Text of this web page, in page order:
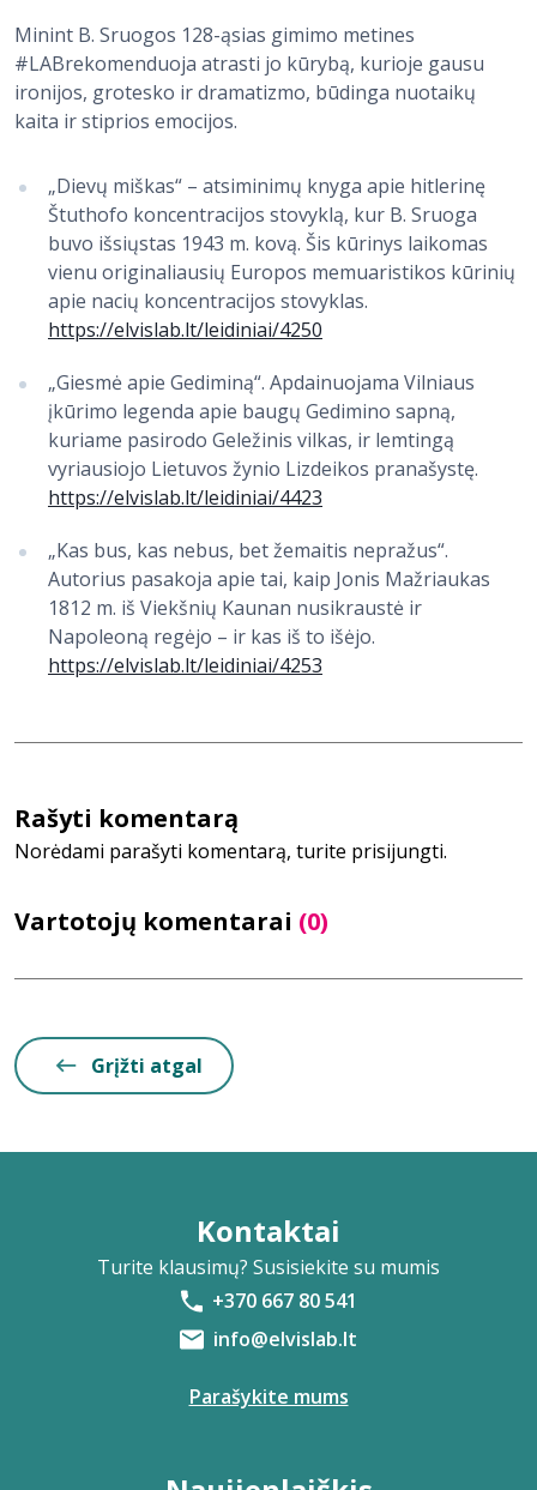
Minint B. Sruogos 128-ąsias gimimo metines
#LABrekomenduoja atrasti jo kūrybą, kurioje gausu
ironijos, grotesko ir dramatizmo, būdinga nuotaikų
kaita ir stiprios emocijos.
„Dievų miškas“ – atsiminimų knyga apie hitlerinę
Štuthofo koncentracijos stovyklą, kur B. Sruoga
buvo išsiųstas 1943 m. kovą. Šis kūrinys laikomas
vienu originaliausių Europos memuaristikos kūrinių
apie nacių koncentracijos stovyklas.
https://elvislab.lt/leidiniai/4250
„Giesmė apie Gediminą“. Apdainuojama Vilniaus
įkūrimo legenda apie baugų Gedimino sapną,
kuriame pasirodo Geležinis vilkas, ir lemtingą
vyriausiojo Lietuvos žynio Lizdeikos pranašystę.
https://elvislab.lt/leidiniai/4423
„Kas bus, kas nebus, bet žemaitis nepražus“.
Autorius pasakoja apie tai, kaip Jonis Mažriaukas
1812 m. iš Viekšnių Kaunan nusikraustė ir
Napoleoną regėjo – ir kas iš to išėjo.
https://elvislab.lt/leidiniai/4253
Vartotojų komentarai (0)
Rašyti komentarą
Norėdami parašyti komentarą, turite prisijungti.
Grįžti atgal
Kontaktai
Turite klausimų? Susisiekite su mumis
+370 667 80 541
info@elvislab.lt
Parašykite mums